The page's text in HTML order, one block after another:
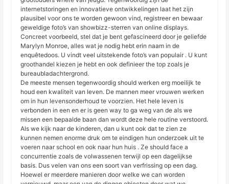
internetstoringen en innovatieve ontwikkelingen laat het zijn
plausibel voor ons te worden gewoon vind, registreer en bewaar
geweldige foto’s van showbizz-sterren van online displays.
Concreet voorbeeld, stel dat je bent gefascineerd door je geliefde
Marylyn Monroe, alles wat je nodig hebt erin naam in de
enquêtedoos. U vindt veel uitstekende foto’s van populair . U kunt
groothandel kiezen je hebt en ook definieer the top zoals je
bureaubladachtergrond.
De meeste mensen tegenwoordig should werken erg moeilijk te
houd een kwaliteit van leven. De mannen meer vrouwen werken
om in hun levensonderhoud te voorzien. Het hele leven is
verbonden in een en er is geen way to ga weg van de als we
missen een bepaalde baan dan wordt deze hele routine verstoord.
Als we kijk naar de kinderen, dan u kunt ook dat te zien ze
kunnen nemen enorme druk om te eindigen hun onderzoek uit te
voeren naar school en ook naar hun huis . Ze should face a
concurrentie zoals de volwassenen terwijl op een dagelijkse
basis. Dus velen van ons een soort van verfrissing op een dag.
Hoewel er meerdere manieren door welke we can worden